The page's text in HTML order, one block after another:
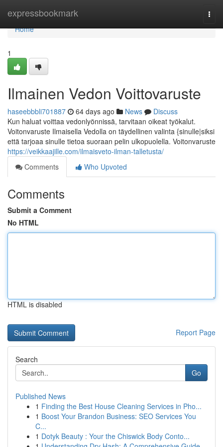
expressbookmark
Home
Home
1
Ilmainen Vedon Voittovaruste
haseebbbli701887 64 days ago News
Discuss
Kun haluat voittaa vedonlyönnissä, tarvitaan oikeat työkalut.
Voitonvaruste Ilmaisella Vedolla on täydellinen valinta {sinulle|siksi
että tarjoaa sinulle tietoa suoraan pelin ulkopuolella. Voitonvaruste
https://veikkaajille.com/ilmaisveto-ilman-talletusta/
Comments
Who Upvoted
Comments
Submit a Comment
No HTML
HTML is disabled
Report Page
Search
Go
Published News
1 Finding the Best House Cleaning Services in Pho...
1 Boost Your Brandon Business: SEO Services You
C...
1 Dotyk Beauty : Your the Chiswick Body Conto...